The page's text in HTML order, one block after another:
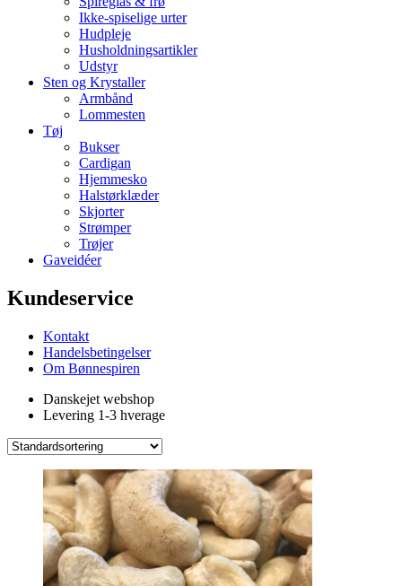
Ikke-spiselige urter
Hudpleje
Husholdningsartikler
Udstyr
Sten og Krystaller
Armbånd
Lommesten
Tøj
Bukser
Cardigan
Hjemmesko
Halstørklæder
Skjorter
Strømper
Trøjer
Gaveidéer
Kundeservice
Kontakt
Handelsbetingelser
Om Bønnespiren
Danskejet webshop
Levering 1-3 hverage